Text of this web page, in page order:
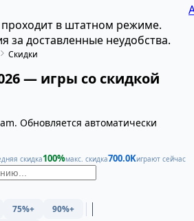
в штатном режиме.
за доставленные неудобства.
Скидки
— игры со скидкой
Обновляется автоматически
скидка100%макс. скидка700.0Kиграют сейчас
75%+ 90%+